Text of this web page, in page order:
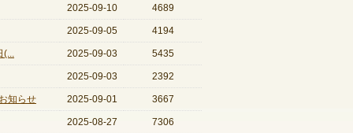
2025-09-10 4689
2025-09-05 4194
(... 2025-09-03 5435
2025-09-03 2392
知らせ 2025-09-01 3667
2025-08-27 7306